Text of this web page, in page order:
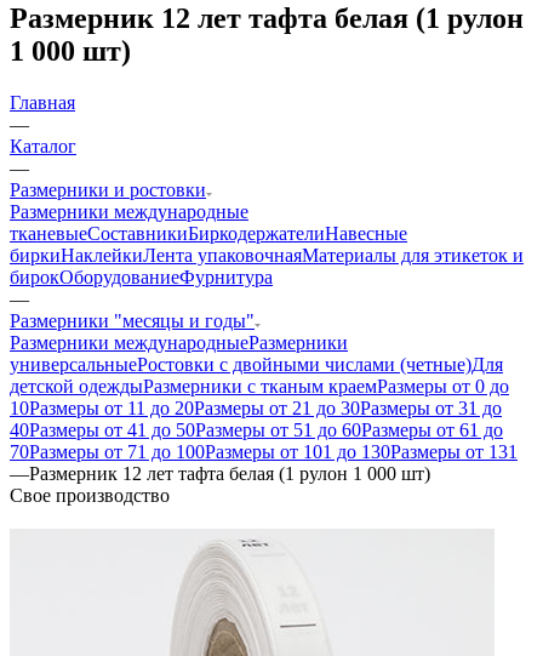
Размерник 12 лет тафта белая (1 рулон
1 000 шт)
Главная
—
Каталог
—
Размерники и ростовки
Размерники международные
тканевыеСоставникиБиркодержателиНавесные
биркиНаклейкиЛента упаковочнаяМатериалы для этикеток и
бирокОборудованиеФурнитура
—
Размерники "месяцы и годы"
Размерники международныеРазмерники
универсальныеРостовки с двойными числами (четные)Для
детской одеждыРазмерники с тканым краемРазмеры от 0 до
10Размеры от 11 до 20Размеры от 21 до 30Размеры от 31 до
40Размеры от 41 до 50Размеры от 51 до 60Размеры от 61 до
70Размеры от 71 до 100Размеры от 101 до 130Размеры от 131
—Размерник 12 лет тафта белая (1 рулон 1 000 шт)
Свое производство